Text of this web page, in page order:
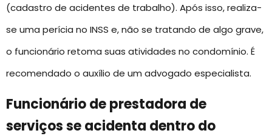
(cadastro de acidentes de trabalho). Após isso, realiza-
se uma perícia no INSS e, não se tratando de algo grave,
o funcionário retoma suas atividades no condomínio. É
recomendado o auxílio de um advogado especialista.
Funcionário de prestadora de
serviços se acidenta dentro do